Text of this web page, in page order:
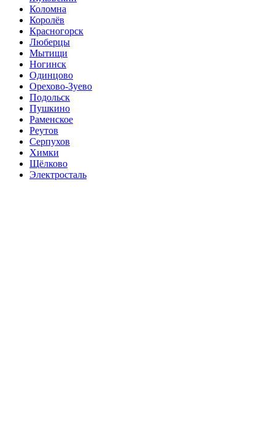
Коломна
Королёв
Красногорск
Люберцы
Мытищи
Ногинск
Одинцово
Орехово-Зуево
Подольск
Пушкино
Раменское
Реутов
Серпухов
Химки
Щёлково
Электросталь